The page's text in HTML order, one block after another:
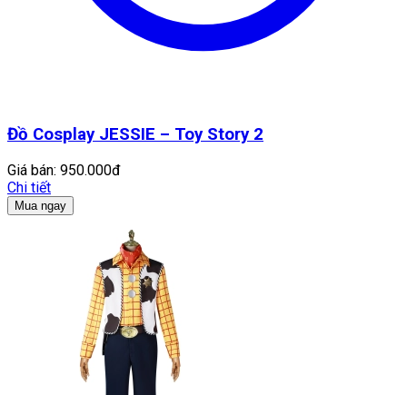
Đồ Cosplay JESSIE – Toy Story 2
Giá bán: 950.000đ
Chi tiết
Mua ngay